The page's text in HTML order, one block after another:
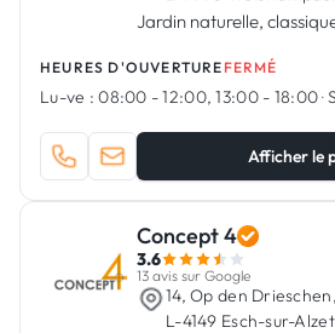
Jardin naturelle,
HEURES D'OUVERTURE FERMÉ
Lu-ve : 08:00 - 12:00, 13:00 - 18:00·
Afficher le
Concept 4
3.6
13 avis sur Google
14, Op den Drieschen,
L-4149 Esch-sur-